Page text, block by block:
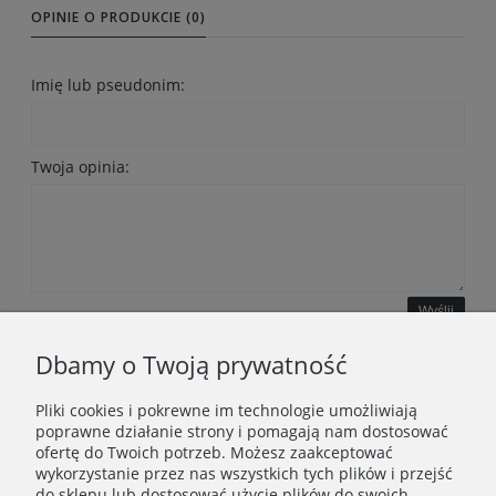
OPINIE O PRODUKCIE (0)
Imię lub pseudonim:
Twoja opinia:
Wyślij
WAŻNE INFORMACJE
POLECANE STRONY
Dbamy o Twoją prywatność
Pliki cookies i pokrewne im technologie umożliwiają
poprawne działanie strony i pomagają nam dostosować
ofertę do Twoich potrzeb. Możesz zaakceptować
wykorzystanie przez nas wszystkich tych plików i przejść